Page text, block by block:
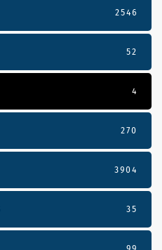
2546
52
4
270
3904
35